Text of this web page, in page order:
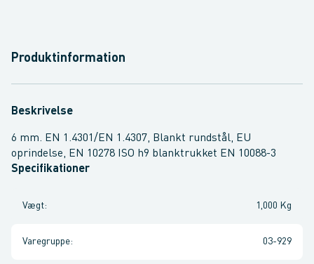
Produktinformation
Beskrivelse
6 mm. EN 1.4301/EN 1.4307, Blankt rundstål, EU
oprindelse, EN 10278 ISO h9 blanktrukket EN 10088-3
Specifikationer
Vægt: 1,000 Kg
Varegruppe: 03-929